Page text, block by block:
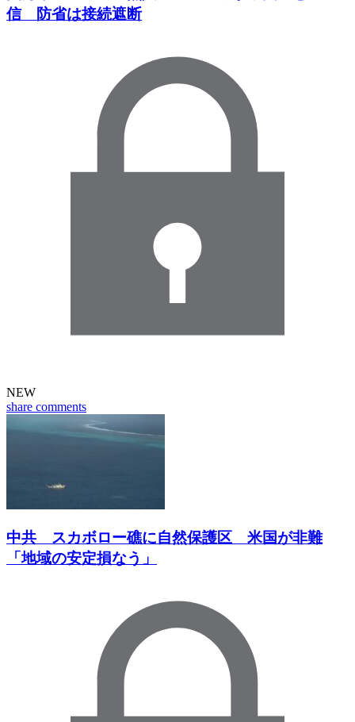
信 防省は接続遮断
NEW
share comments
中共 スカボロー礁に自然保護区 米国が非難
「地域の安定損なう」